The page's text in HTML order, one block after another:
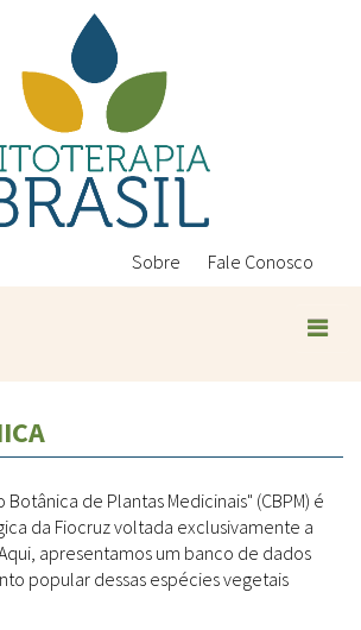
Sobre Fale Conosco
de Plantas Medicinais" (CBPM) é
da Fiocruz voltada exclusivamente a
apresentamos um banco de dados
popular dessas espécies vegetais